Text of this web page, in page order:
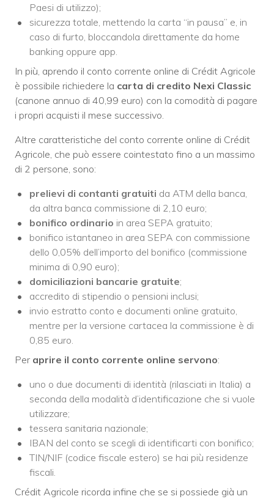
Paesi di utilizzo);
sicurezza totale, mettendo la carta “in pausa” e, in
caso di furto, bloccandola direttamente da home
banking oppure app.
In più, aprendo il conto corrente online di Crédit Agricole
è possibile richiedere la carta di credito Nexi Classic
(canone annuo di 40,99 euro) con la comodità di pagare
i propri acquisti il mese successivo.
Altre caratteristiche del conto corrente online di Crédit
Agricole, che può essere cointestato fino a un massimo
di 2 persone, sono:
prelievi di contanti gratuiti da ATM della banca,
da altra banca commissione di 2,10 euro;
bonifico ordinario in area SEPA gratuito;
bonifico istantaneo in area SEPA con commissione
dello 0,05% dell’importo del bonifico (commissione
minima di 0,90 euro);
domiciliazioni bancarie gratuite;
accredito di stipendio o pensioni inclusi;
invio estratto conto e documenti online gratuito,
mentre per la versione cartacea la commissione è di
0,85 euro.
Per aprire il conto corrente online servono:
uno o due documenti di identità (rilasciati in Italia) a
seconda della modalità d’identificazione che si vuole
utilizzare;
tessera sanitaria nazionale;
IBAN del conto se scegli di identificarti con bonifico;
TIN/NIF (codice fiscale estero) se hai più residenze
fiscali.
Crédit Agricole ricorda infine che se si possiede già un